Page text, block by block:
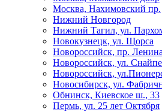
Москва, Нахимовский пр.
Нижний Новгород
Нижний Тагил, ул.
Новокузнецк, ул. Щорса
Новороссийск, пр. Ленина
Новороссийск, ул.
Новороссийск,
Новосибирск, ул.
Обнинск, Киевское ш., 33
Пермь, ул. 25 лет Октября